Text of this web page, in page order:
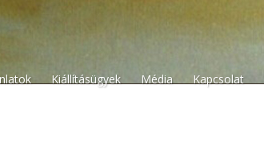
Kiállításügyek Média Kapcsolat